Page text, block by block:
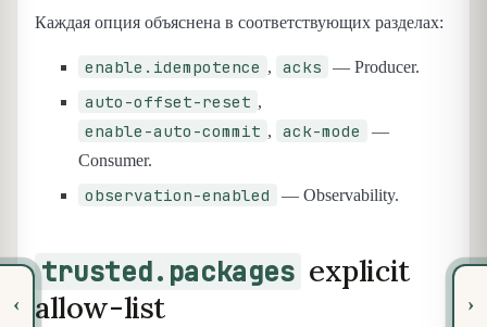
‹
Каждая опция объяснена в соответствующих разделах:
enable.idempotence , acks — Producer.
auto-offset-reset ,
enable-auto-commit , ack-mode
—
Consumer.
observation-enabled — Observability.
trusted.packages explicit
allow-list
›